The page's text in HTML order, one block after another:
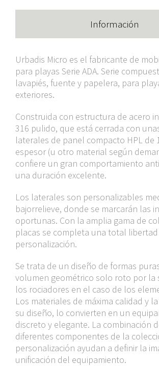
Información
Urbadis Micro es el fabricante de
para playas Serie ADA. Serie
lavapiés, fuente y papelera, para
exteriores.
Construida con estructura de acero
316 pulido, que está cerrada con
laterales de panel compacto HPL de
espesor (u otro material según
confiere un gran comportamiento
una duración excelente.
Los laterales son personalizables
bajorrelieve, donde se marcarán las
oportunas. Con la amplia gama de
placas se completa una total
personalización.
Se trata de un diseño de formas
volumen geométrico solo roto por la
los rociadores en el caso de los
Los materiales de máxima calidad y
su diseño, lo convierten en un
discreto y elegante. La combinación
diferentes componentes de la
personalización ayudan a definir la
unificación del equipamiento.